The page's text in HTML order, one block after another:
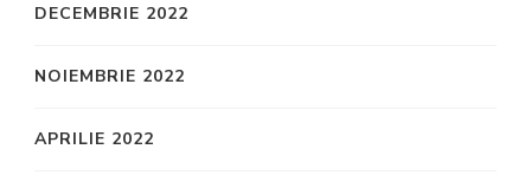
DECEMBRIE 2022
NOIEMBRIE 2022
APRILIE 2022